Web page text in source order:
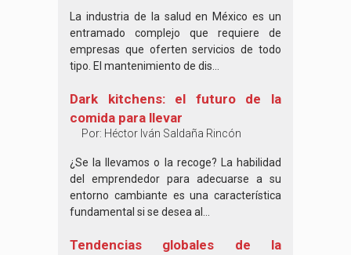
La industria de la salud en México es un
entramado complejo que requiere de
empresas que oferten servicios de todo
tipo. El mantenimiento de dis...
Dark kitchens: el futuro de la
comida para llevar
Por: Héctor Iván Saldaña Rincón
¿Se la llevamos o la recoge? La habilidad
del emprendedor para adecuarse a su
entorno cambiante es una característica
fundamental si se desea al...
Tendencias globales de la